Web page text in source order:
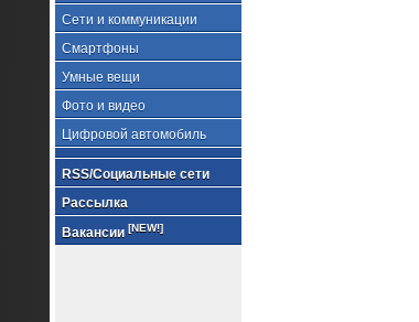
Сети и коммуникации
Смартфоны
Умные вещи
Фото и видео
Цифровой автомобиль
RSS/Социальные сети
Рассылка
Вакансии [NEW!]